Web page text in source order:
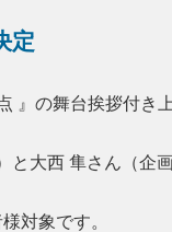
定
』の舞台挨拶付き
大西 隼さん（企
対象です。